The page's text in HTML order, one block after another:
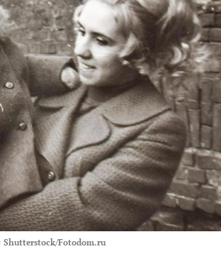
Shutterstock/Fotodom.ru